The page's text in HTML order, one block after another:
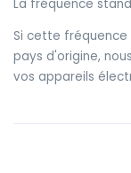
La fréquence
Si cette
pays d'origine,
vos appareils